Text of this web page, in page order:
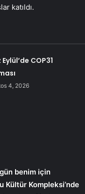
katıldı.
COP31
4, 2026
benim için
Kültür Kompleksi’nde